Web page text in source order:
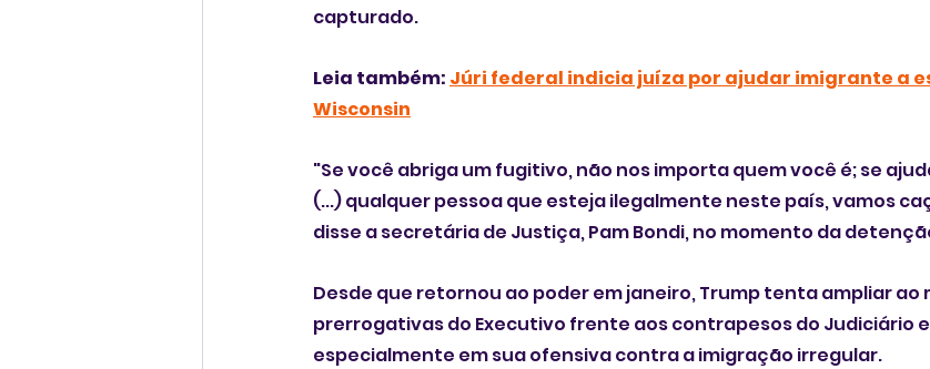
capturado.
Leia também: Júri federal indicia juíza por ajudar imigrante a
Wisconsin
"Se você abriga um fugitivo, não nos importa quem você é; se
(...) qualquer pessoa que esteja ilegalmente neste país, vamos
disse a secretária de Justiça, Pam Bondi, no momento da
Desde que retornou ao poder em janeiro, Trump tenta ampliar ao
prerrogativas do Executivo frente aos contrapesos do Judiciário
especialmente em sua ofensiva contra a imigração irregular.